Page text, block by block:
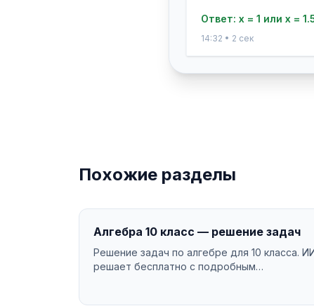
Ответ: x = 1 или x =
14:32 • 2 сек
Похожие разделы
Алгебра 10 класс — решение задач
Решение задач по алгебре для 10 класса.
решает бесплатно с подробным